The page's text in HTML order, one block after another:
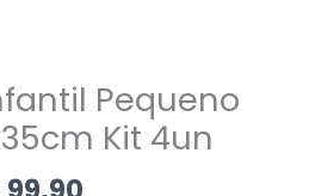
Pequeno
Kit 4un